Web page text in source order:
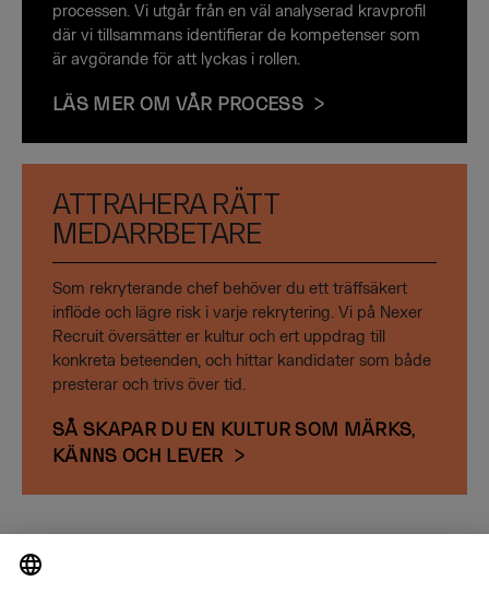
processen. Vi utgår från en väl analyserad kravprofil
där vi tillsammans identifierar de kompetenser som
är avgörande för att lyckas i rollen.
LÄS MER OM VÅR PROCESS
ATTRAHERA RÄTT
MEDARRBETARE
Som rekryterande chef behöver du ett träffsäkert
inflöde och lägre risk i varje rekrytering. Vi på Nexer
Recruit översätter er kultur och ert uppdrag till
konkreta beteenden, och hittar kandidater som både
presterar och trivs över tid.
SÅ SKAPAR DU EN KULTUR SOM MÄRKS,
KÄNNS OCH LEVER